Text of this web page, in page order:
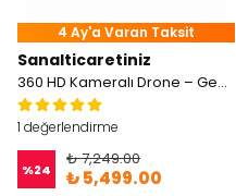
4 Ay'a Varan Taksit
Sanalticaretiniz
360 HD Kameralı Drone – Geniş Ekran - Çarpışma Engelleme
1 değerlendirme
%24
₺ 7,249.00
₺ 5,499.00